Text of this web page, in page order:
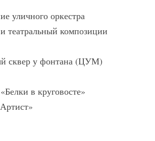
уличного оркестра
театральный композиции
сквер у фонтана (ЦУМ)
в круговосте»